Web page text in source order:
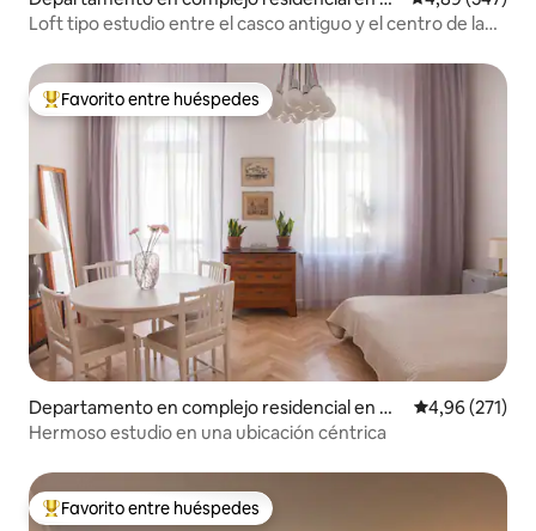
entro de la ciudad
Loft tipo estudio entre el casco antiguo y el centro de la
Favorito entre los huéspedes más destacados
Favorito entre huéspedes
Departamento en complejo residencial en Ce
ntro de la ciudad
Calificación
4,96 (271)
Hermoso estudio en una ubicación céntrica
Favorito entre los huéspedes más destacados
Favorito entre huéspedes